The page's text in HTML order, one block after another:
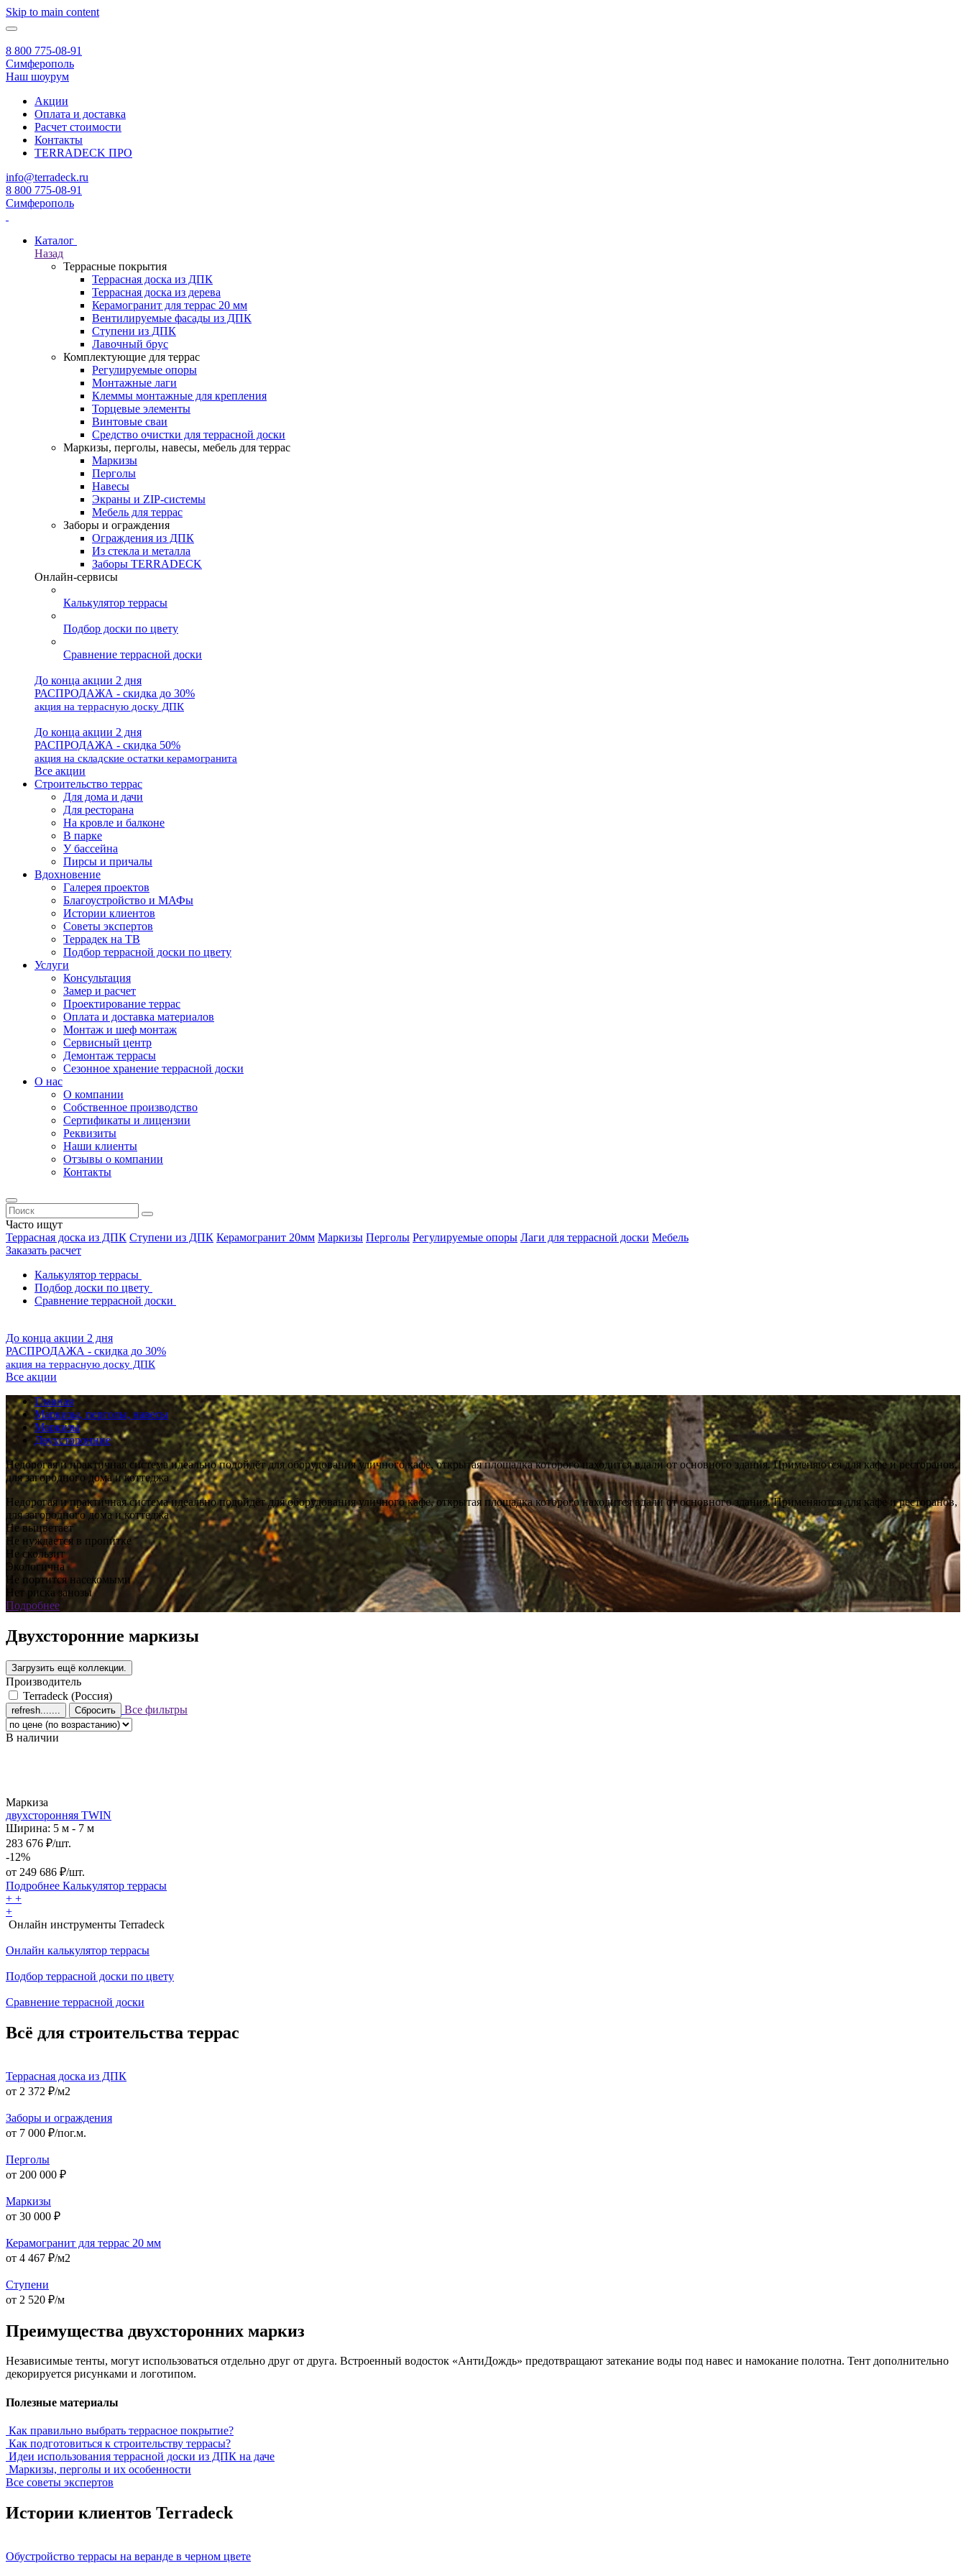
Skip to main content
8 800 775-08-91
Симферополь
Наш шоурум
Акции
Оплата и доставка
Расчет стоимости
Контакты
TERRADECK ПРО
info@terradeck.ru
8 800 775-08-91
Симферополь
Каталог
Назад
Террасные покрытия
Террасная доска из ДПК
Террасная доска из дерева
Керамогранит для террас 20 мм
Вентилируемые фасады из ДПК
Ступени из ДПК
Лавочный брус
Комплектующие для террас
Регулируемые опоры
Монтажные лаги
Клеммы монтажные для крепления
Торцевые элементы
Винтовые сваи
Средство очистки для террасной доски
Маркизы, перголы, навесы, мебель для террас
Маркизы
Перголы
Навесы
Экраны и ZIP-системы
Мебель для террас
Заборы и ограждения
Ограждения из ДПК
Из стекла и металла
Заборы TERRADECK
Онлайн-сервисы
Калькулятор террасы
Подбор доски по цвету
Сравнение террасной доски
До конца акции 2 дня
РАСПРОДАЖА - скидка до 30%
акция на террасную доску ДПК
До конца акции 2 дня
РАСПРОДАЖА - скидка 50%
акция на складские остатки керамогранита
Все акции
Строительство террас
Для дома и дачи
Для ресторана
На кровле и балконе
В парке
У бассейна
Пирсы и причалы
Вдохновение
Галерея проектов
Благоустройство и МАФы
Истории клиентов
Советы экспертов
Террадек на ТВ
Подбор террасной доски по цвету
Услуги
Консультация
Замер и расчет
Проектирование террас
Оплата и доставка материалов
Монтаж и шеф монтаж
Сервисный центр
Демонтаж террасы
Сезонное хранение террасной доски
О нас
О компании
Собственное производство
Сертификаты и лицензии
Реквизиты
Наши клиенты
Отзывы о компании
Контакты
Часто ищут
Террасная доска из ДПК Ступени из ДПК Керамогранит 20мм Маркизы Перголы Регулируемые опоры Лаги для террасной доски Мебель
Заказать расчет
Калькулятор террасы
Подбор доски по цвету
Сравнение террасной доски
До конца акции 2 дня
РАСПРОДАЖА - скидка до 30%
акция на террасную доску ДПК
Все акции
Главная
Маркизы, перголы, навесы
Маркизы
Двухсторонние
Недорогая и практичная система идеально подойдёт для оборудования уличного кафе, открытая площадка которого находится вдали от основного здания. Применяются для кафе и ресторанов,
для загородного дома и коттеджа
Недорогая и практичная система идеально подойдёт для оборудования уличного кафе, открытая площадка которого находится вдали от основного здания. Применяются для кафе и ресторанов,
для загородного дома и коттеджа
Не выцветает
Не нуждается в пропитке
Не скользит
Экологична
Не портится насекомыми
Нет риска занозы
Подробнее
Двухсторонние маркизы
Производитель
Terradeck (Россия)
Сбросить Все фильтры
В наличии
Маркиза
двухсторонняя TWIN
Ширина: 5 м - 7 м
283 676 ₽/шт.
-12%
от 249 686 ₽/шт.
Подробнее Калькулятор террасы
+ +
+
Онлайн инструменты Terradeck
Онлайн калькулятор террасы
Подбор террасной доски по цвету
Сравнение террасной доски
Всё для строительства террас
Террасная доска из ДПК
от 2 372 ₽/м2
Заборы и ограждения
от 7 000 ₽/пог.м.
Перголы
от 200 000 ₽
Маркизы
от 30 000 ₽
Керамогранит для террас 20 мм
от 4 467 ₽/м2
Ступени
от 2 520 ₽/м
Преимущества двухсторонних маркиз
Независимые тенты, могут использоваться отдельно друг от друга. Встроенный водосток «АнтиДождь» предотвращают затекание воды под навес и намокание полотна. Тент дополнительно
декорируется рисунками и логотипом.
Полезные материалы
Как правильно выбрать террасное покрытие?
Как подготовиться к строительству террасы?
Идеи использования террасной доски из ДПК на даче
Маркизы, перголы и их особенности
Все советы экспертов
Истории клиентов Terradeck
Обустройство террасы на веранде в черном цвете